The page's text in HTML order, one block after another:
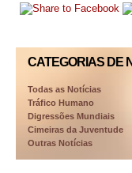
CATEGORIAS DE
Todas as Notícias
Tráfico Humano
Digressões Mundiais
Cimeiras da Juventude
Outras Notícias